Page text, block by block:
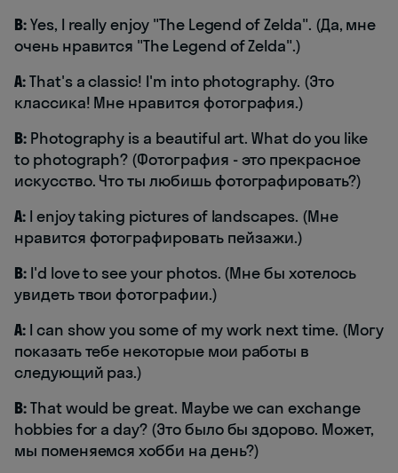
B:Yes, I really enjoy "The Legend of Zelda". (Да, мне
очень нравится "The Legend of Zelda".)
A:That's a classic! I'm into photography. (Это
классика! Мне нравится фотография.)
B:Photography is a beautiful art. What do you like
to photograph? (Фотография - это прекрасное
искусство. Что ты любишь фотографировать?)
A:I enjoy taking pictures of landscapes. (Мне
нравится фотографировать пейзажи.)
B:I'd love to see your photos. (Мне бы хотелось
увидеть твои фотографии.)
A:I can show you some of my work next time. (Могу
показать тебе некоторые мои работы в
следующий раз.)
B:That would be great. Maybe we can exchange
hobbies for a day? (Это было бы здорово. Может,
мы поменяемся хобби на день?)